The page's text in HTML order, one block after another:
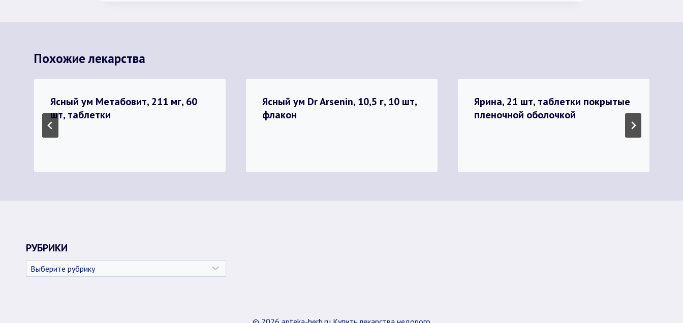
Похожие лекарства
Ясный ум Метабовит, 211 мг, 60
шт, таблетки
Ясный ум Dr Arsenin, 10,5 г, 10 шт,
флакон
Ярина, 21 шт, таблетки покрытые
пленочной оболочкой
РУБРИКИ
Рубрики